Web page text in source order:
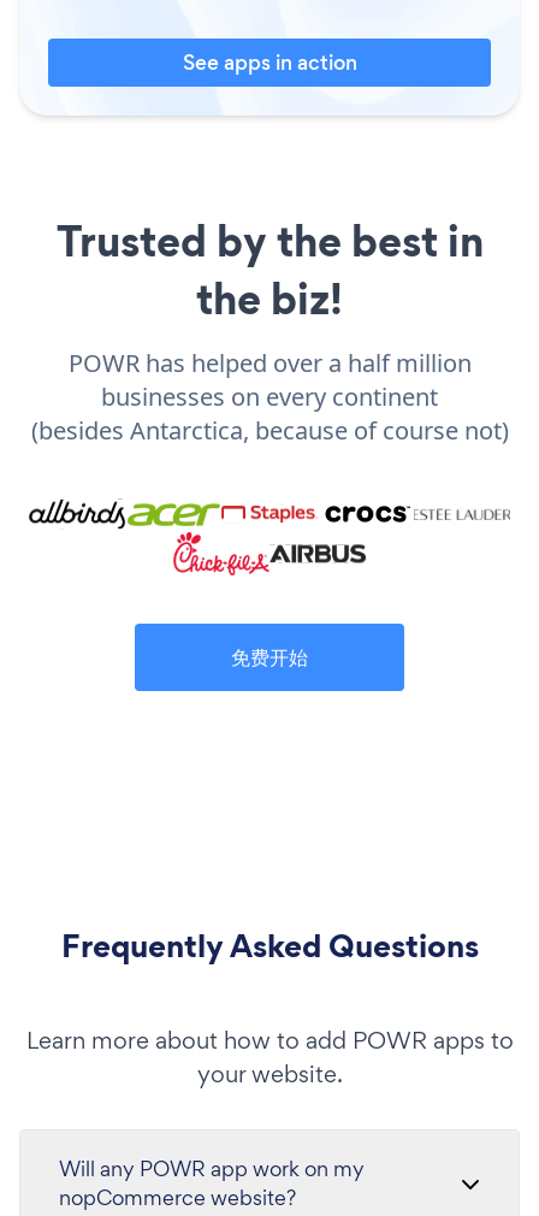
See apps in action
Trusted by the best in
the biz!
POWR has helped over a half million
businesses on every continent
(besides Antarctica, because of course not)
免费开始
Frequently Asked Questions
Learn more about how to add POWR apps to
your website.
Will any POWR app work on my
nopCommerce website?